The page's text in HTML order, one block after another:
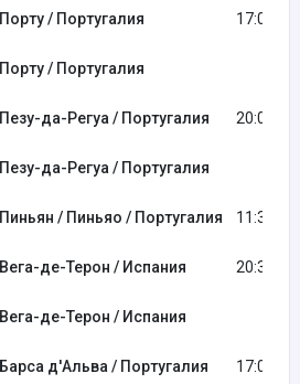
Порту / Португалия 17:00
Порту / Португалия
Пезу-да-Регуа / Португалия 20:00
Пезу-да-Регуа / Португалия
Пиньян / Пиньяо / Португалия 11:30
Вега-де-Терон / Испания 20:30
Вега-де-Терон / Испания
Барса д'Альва / Португалия 17:00